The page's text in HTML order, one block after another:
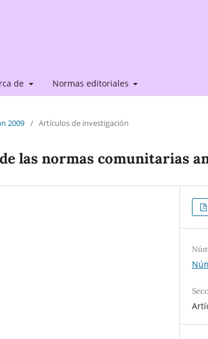
de Normas editoriales
2009 / Artículos de investigación
las normas comunitarias